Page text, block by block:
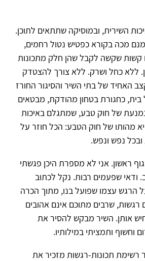
השירית, ובמוסיקה שתתאים לתוכן.
מכה בקורא כפטיש נטול רחמים,
שקשה לקבל שהן חלק מתכונות
ללא כחל ושרק. ללא צורך להצטדק
האחיד של בתי השיר והסיגור החורז
בית, כחגורת בטחון מהודקת, מבטאים
של חוק טבע, שמתגלם באיכות
מהותו של חוק הטבע: הכל חוזר על
נפש ונפש.
ראשון. אני לא מספרת היכן פגשתי
ודאי שפעמים רבות. נקל לכתוב
הרגש עצמו שפועל בנו, מתוך הכרה
רגשות, שרבים מתוכם אינם אהובים
אותן. השיר מבקש להסיר את
וחשוף ותמציתי במילותיו.
תכונות-רגשות מזכיר את